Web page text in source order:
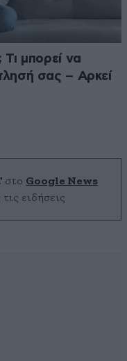
Τι μπορεί να
σας – Αρκεί
στο Google News
ειδήσεις